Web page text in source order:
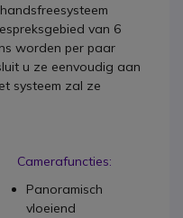
van 6
worden per paar
u ze eenvoudig aan
systeem zal ze
Camerafuncties:
Panoramisch
vloeiend